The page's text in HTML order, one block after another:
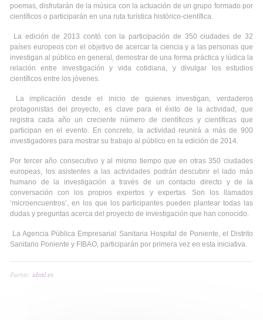
poemas, disfrutarán de la música con la actuación de un grupo formado por
científicos o participarán en una ruta turística histórico-científica.
La edición de 2013 contó con la participación de 350 ciudades de 32
países europeos con el objetivo de acercar la ciencia y a las personas que
investigan al público en general, demostrar de una forma práctica y lúdica la
relación entre investigación y vida cotidiana, y divulgar los estudios
científicos entre los jóvenes.
La implicación desde el inicio de quienes investigan, verdaderos
protagonistas del proyecto, es clave para el éxito de la actividad, que
registra cada año un creciente número de científicos y científicas que
participan en el evento. En concreto, la actividad reunirá a más de 900
investigadores para mostrar su trabajo al público en la edición de 2014.
Por tercer año consecutivo y al mismo tiempo que en otras 350 ciudades
europeas, los asistentes a las actividades podrán descubrir el lado más
humano de la investigación a través de un contacto directo y de la
conversación con los propios expertos y expertas. Son los llamados
‘microencuentros’, en los que los participantes pueden plantear todas las
dudas y preguntas acerca del proyecto de investigación que han conocido.
La Agencia Pública Empresarial Sanitaria Hospital de Poniente, el Distrito
Sanitario Poniente y FIBAO, participarán por primera vez en esta iniciativa.
Fuente: ideal.es